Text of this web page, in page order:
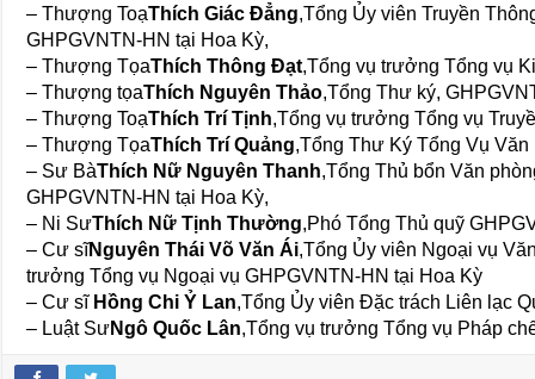
– Thượng ToạThích Giác Đẳng,Tổng Ủy viên Truyền
GHPGVNTN-HN tại Hoa Kỳ,
– Thượng TọaThích Thông Đạt,Tổng vụ trưởng Tổng vụ
– Thượng tọaThích Nguyên Thảo,Tổng Thư ký,
– Thượng ToạThích Trí Tịnh,Tổng vụ trưởng Tổng vụ
– Thượng TọaThích Trí Quảng,Tổng Thư Ký Tổng Vụ
– Sư BàThích Nữ Nguyên Thanh,Tổng Thủ bổn Văn
GHPGVNTN-HN tại Hoa Kỳ,
– Ni SưThích Nữ Tịnh Thường,Phó Tổng Thủ quỹ
– Cư sĩNguyên Thái Võ Văn Ái,Tổng Ủy viên Ngoại vụ
trưởng Tổng vụ Ngoại vụ GHPGVNTN-HN tại Hoa Kỳ
– Cư sĩ Hồng Chi Ỷ Lan,Tổng Ủy viên Đặc trách Liên lạc
– Luật SưNgô Quốc Lân,Tổng vụ trưởng Tổng vụ Pháp